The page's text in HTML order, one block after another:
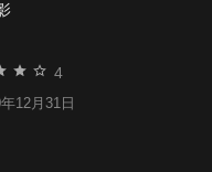
4
12月31日